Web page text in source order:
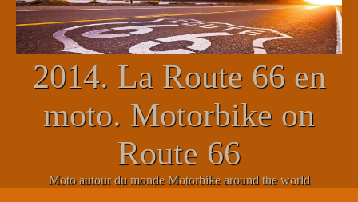
2014. La Route 66 en
moto. Motorbike on
Route 66
Moto autour du monde Motorbike around the world